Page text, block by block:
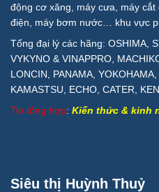
động cơ xăng, máy cưa, máy
điện, máy bơm nước… khu vực
Tổng đại lý các hãng: OSHIMA,
VYKYNO & VINAPPRO,
LONCIN, PANAMA, YOKOHAMA,
KAMASTSU, ECHO, CATER,
Tin tổng hợp: Kiến thức & kinh
Siêu thị Huỳnh Thuỷ